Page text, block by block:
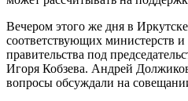
Вечером этого же дня в
соответствующих министерств
правительства под
Игоря Кобзева. Андрей
вопросы обсуждали на